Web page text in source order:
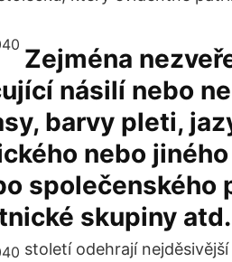
Zejména
násilí nebo
barvy pleti,
nebo
společenského
skupiny atd.
století odehrají